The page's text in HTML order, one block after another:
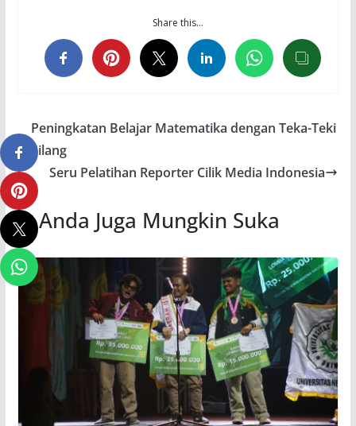
Share this…
Peningkatan Belajar Matematika dengan Teka-Teki
Silang
Seru Pelatihan Reporter Cilik Media Indonesia
Anda Juga Mungkin Suka